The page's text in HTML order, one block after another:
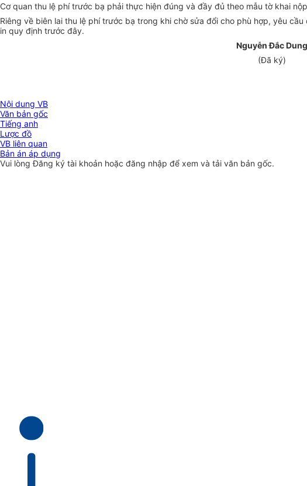
Cơ quan thu lệ phí trước bạ phải thực hiện đúng và đầy đủ theo mẫu tờ khai
Riêng về biên lai thu lệ phí trước bạ trong khi chờ sửa đổi cho phù hợp, yêu
in quy định trước đây.
Nguyễn Đắc Dung
(Đã ký)
Nội dung VB
Văn bản gốc
Tiếng anh
Lược đồ
VB liên quan
Bản án áp dụng
Vui lòngĐăng ký tài khoản hoặc đăng nhập để xem và tải văn bản gốc.